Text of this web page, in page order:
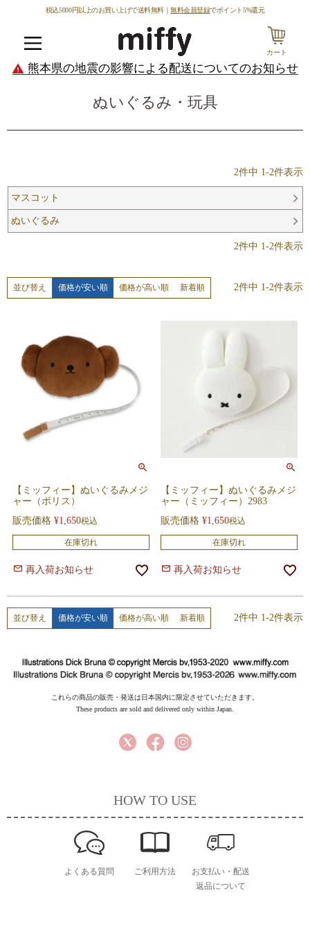
税込5000円以上のお買い上げで送料無料｜無料会員登録でポイント5%還元
カート
熊本県の地震の影響による配送についてのお知らせ
ぬいぐるみ・玩具
2件中 1 -2件表示
マスコット
ぬいぐるみ
2件中 1 -2件表示
並び替え 価格が安い順 価格が高い順 新着順 2件中 1-2件表示
【ミッフィー】ぬいぐるみメジ
ャー（ボリス）
販売価格 ¥1,650税込
在庫切れ
再入荷お知らせ
【ミッフィー】ぬいぐるみメジ
ャー（ミッフィー）2983
販売価格 ¥1,650税込
在庫切れ
再入荷お知らせ
並び替え 価格が安い順 価格が高い順 新着順 2件中 1-2件表示
これらの商品の販売・発送は日本国内に限定させていただきます。
These products are sold and delivered only within Japan.
HOW TO USE
よくある質問 ご利用方法
お支払い・配送
返品について